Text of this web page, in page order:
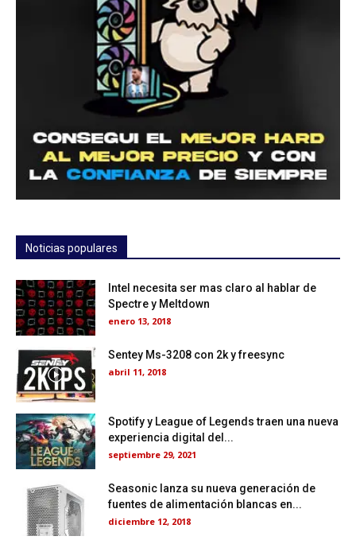
Noticias populares
Intel necesita ser mas claro al hablar de
Spectre y Meltdown
enero 13, 2018
Sentey Ms-3208 con 2k y freesync
abril 11, 2018
Spotify y League of Legends traen una nueva
experiencia digital del...
septiembre 29, 2021
Seasonic lanza su nueva generación de
fuentes de alimentación blancas en...
diciembre 12, 2018